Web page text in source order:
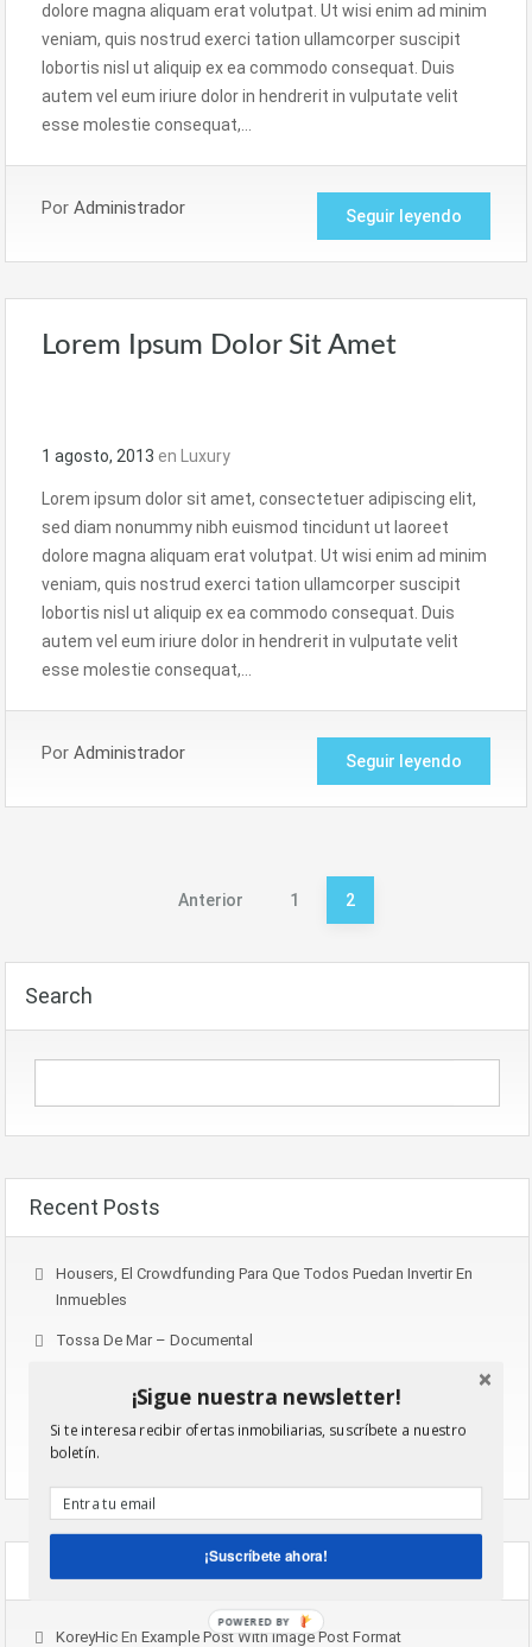
dolore magna aliquam erat volutpat. Ut wisi enim ad minim
veniam, quis nostrud exerci tation ullamcorper suscipit
lobortis nisl ut aliquip ex ea commodo consequat. Duis
autem vel eum iriure dolor in hendrerit in vulputate velit
esse molestie consequat,…
Por Administrador Seguir leyendo
Lorem Ipsum Dolor Sit Amet
1 agosto, 2013 en Luxury
Lorem ipsum dolor sit amet, consectetuer adipiscing elit,
sed diam nonummy nibh euismod tincidunt ut laoreet
dolore magna aliquam erat volutpat. Ut wisi enim ad minim
veniam, quis nostrud exerci tation ullamcorper suscipit
lobortis nisl ut aliquip ex ea commodo consequat. Duis
autem vel eum iriure dolor in hendrerit in vulputate velit
esse molestie consequat,…
Por Administrador Seguir leyendo
entradas
Anterior 1 2
Search
Recent Posts
Housers, El Crowdfunding Para Que Todos Puedan Invertir En
Inmuebles
Tossa De Mar – Documental
Example Post With Gallery Post Format
Example Post With Image Post Format
Recent Comments
KoreyHic En Example Post With Image Post Format
¡Sigue nuestra newsletter!
Si te interesa recibir ofertas inmobiliarias, suscríbete a nuestro
boletín.
¡Suscríbete ahora!
POWERED BY